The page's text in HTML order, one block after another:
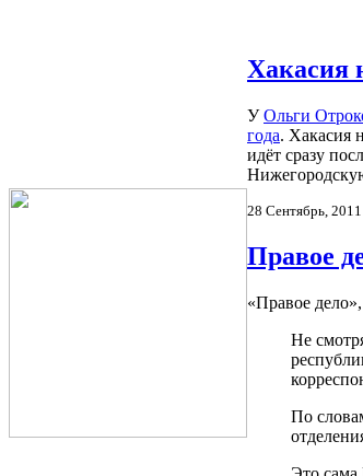
Хакасия
УОльги
года. Хакасия
идёт сразу
28 Сентябрь, 2011
Правое
«Правое дело»,
Не
По